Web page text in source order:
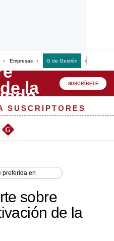
Empresas G de Gestión
SUSCRÍBETE
SUSCRIPTORES
G
preferida en
sobre
de la